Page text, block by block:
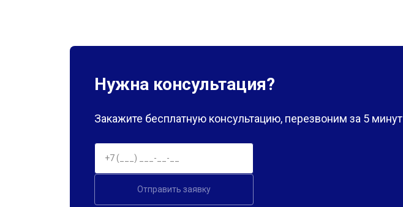
Нужна консультация?
Закажите бесплатную консультацию, перезвоним за 5 минут
Отправить заявку